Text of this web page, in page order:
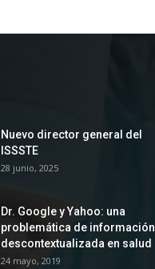
Nuevo director general del
ISSSTE
28 junio, 2025
Dr. Google y Yahoo: una
problemática de información
descontextualizada en salud
24 mayo, 2019